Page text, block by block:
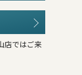
店ではご来